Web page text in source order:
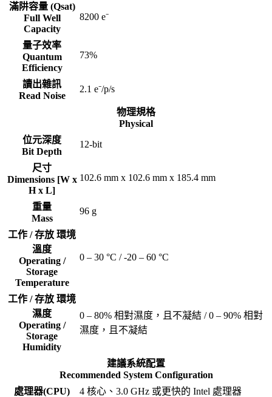
滿阱容量 (Qsat)
Full Well
Capacity
8200 e⁻
量子效率
Quantum
Efficiency
73%
讀出雜訊
Read Noise
2.1 e⁻/p/s
物理規格
Physical
位元深度
Bit Depth
12-bit
尺寸
Dimensions [W x
H x L]
102.6 mm x 102.6 mm x 185.4 mm
重量
Mass
96 g
工作 / 存放 環境
溫度
Operating /
Storage
Temperature
0 – 30 °C / -20 – 60 °C
工作 / 存放 環境
濕度
Operating /
Storage
Humidity
0 – 80% 相對濕度，且不凝結 / 0 – 90% 相對
濕度，且不凝結
建議系統配置
Recommended System Configuration
處理器(CPU)
4 核心、3.0 GHz 或更快的 Intel 處理器